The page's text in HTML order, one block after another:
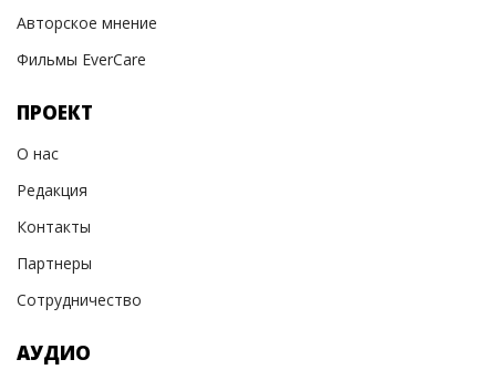
Авторское мнение
Фильмы EverCare
ПРОЕКТ
О нас
Редакция
Контакты
Партнеры
Сотрудничество
АУДИО